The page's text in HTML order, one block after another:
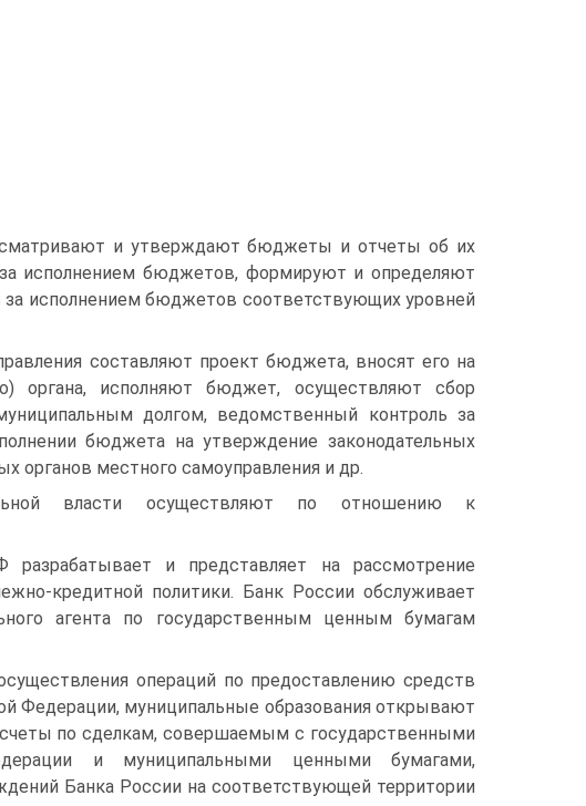
и утверждают бюджеты и отчеты об их
исполнением бюджетов, формируют и определяют
исполнением бюджетов соответствующих уровней
со­ставляют проект бюджета, вносят его на
органа, исполняют бюджет, осуществляют сбор
долгом, ведомственный контроль за
бюджета на утверждение зако­нодательных
органов местного самоуправления и др.
власти осуще­ствляют по отношению к
и представляет на рассмотрение
кредитной политики. Банк России обслужи­вает
агента по государственным ценным бумагам
операций по предоставлению средств
Федерации, муниципальные образования открывают
по сделкам, совершаемым с государственными
и муниципальными ценны­ми бумагами,
Банка России на соответствующей территории